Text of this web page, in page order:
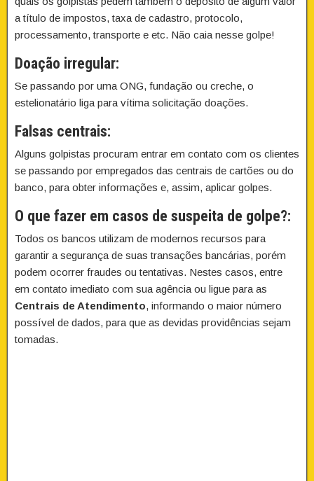
a título de impostos, taxa de cadastro, protocolo,
processamento, transporte e etc. Não caia nesse golpe!
Doação irregular:
Se passando por uma ONG, fundação ou creche, o
estelionatário liga para vítima solicitação doações.
Falsas centrais:
Alguns golpistas procuram entrar em contato com os clientes
se passando por empregados das centrais de cartões ou do
banco, para obter informações e, assim, aplicar golpes.
O que fazer em casos de suspeita de golpe?:
Todos os bancos utilizam de modernos recursos para
garantir a segurança de suas transações bancárias, porém
podem ocorrer fraudes ou tentativas. Nestes casos, entre
em contato imediato com sua agência ou ligue para as
Centrais de Atendimento, informando o maior número
possível de dados, para que as devidas providências sejam
tomadas.